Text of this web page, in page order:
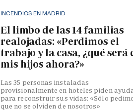
INCENDIOS EN MADRID
El limbo de las 14 familias
realojadas: «Perdimos el
trabajo y la casa, ¿qué será
mis hijos ahora?»
Las 35 personas instaladas
provisionalmente en hoteles piden
para reconstruir sus vidas: «Sólo
que no se olviden de nosotros»